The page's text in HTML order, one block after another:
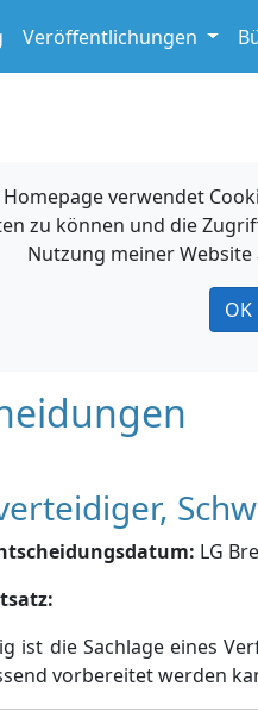
Veröffentlichungen
Homepage verwendet
zu können und die
Nutzung meiner
OK
LG
ist die Sachlage eines
vorbereitet werden